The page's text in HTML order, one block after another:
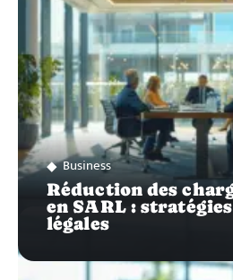
Business
Réduction des
en SARL :
légales